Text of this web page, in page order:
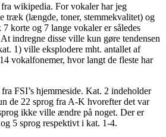
wikipedia. For vokaler har jeg
træk (længde, toner, stemmekvalitet) og
korte og 7 lange vokaler er således
indregne disse ville kun gøre tendensen
1) ville eksplodere mht. antallet af
vokalfonemer, hvor langt de fleste har
FSI’s hjemmeside. Kat. 2 indeholder
de 22 sprog fra A-K hvorefter det var
ikke ville ændre på noget. Der er
5 sprog respektivt i kat. 1-4.